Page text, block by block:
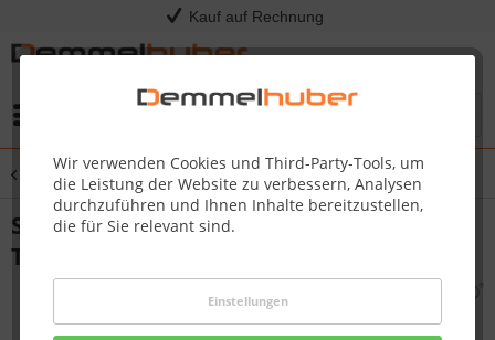
Kauf auf Rechnung
Wir verwenden Cookies und Third-Party-Tools, um
die Leistung der Website zu verbessern, Analysen
durchzuführen und Ihnen Inhalte bereitzustellen,
die für Sie relevant sind.
Einstellungen
Übersicht Messgeräte & Inneneinrichtung
Sauna Klimamesser 2in1 Edelstahl
Thermometer/Hygrometer